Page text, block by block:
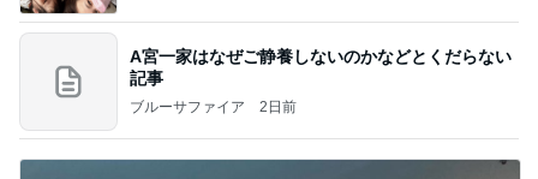
A宮一家はなぜご静養しないのかなどとくだらない
記事
ブルーサファイア 2日前